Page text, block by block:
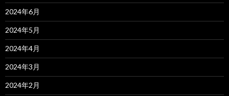
2024年6月
2024年5月
2024年4月
2024年3月
2024年2月